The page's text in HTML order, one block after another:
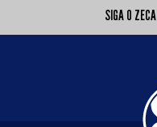
SIGA O ZECA